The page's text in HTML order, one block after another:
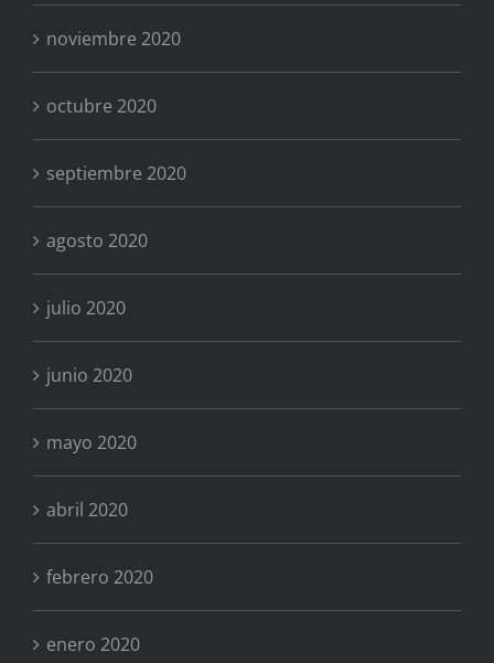
noviembre 2020
octubre 2020
septiembre 2020
agosto 2020
julio 2020
junio 2020
mayo 2020
abril 2020
febrero 2020
enero 2020